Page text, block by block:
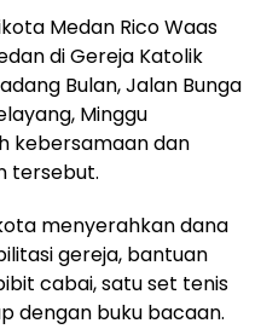
Medan Rico Waas
di Gereja Katolik
Bulan, Jalan Bunga
Minggu
kebersamaan dan
tersebut.
menyerahkan dana
gereja, bantuan
cabai, satu set tenis
dengan buku bacaan.